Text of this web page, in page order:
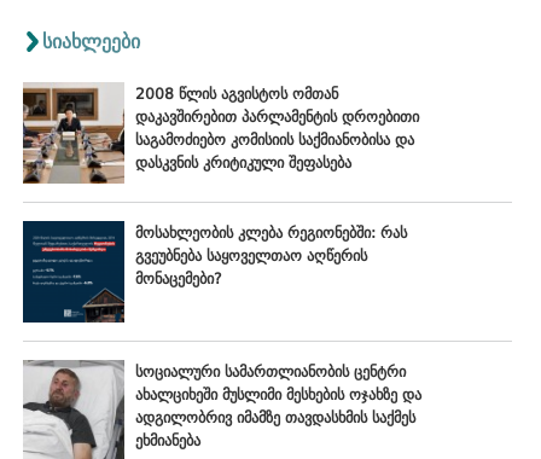
სიახლეები
2008 წლის აგვისტოს ომთან
დაკავშირებით პარლამენტის დროებითი
საგამოძიებო კომისიის საქმიანობისა და
დასკვნის კრიტიკული შეფასება
მოსახლეობის კლება რეგიონებში: რას
გვეუბნება საყოველთაო აღწერის
მონაცემები?
სოციალური სამართლიანობის ცენტრი
ახალციხეში მუსლიმი მესხების ოჯახზე და
ადგილობრივ იმამზე თავდასხმის საქმეს
ეხმიანება